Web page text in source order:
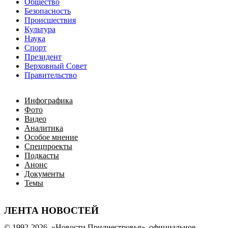
Безопасность
Происшествия
Культура
Наука
Спорт
Президент
Верховный Совет
Правительство
Инфографика
Фото
Видео
Аналитика
Особое мнение
Спецпроекты
Подкасты
Анонс
Документы
Темы
ЛЕНТА НОВОСТЕЙ